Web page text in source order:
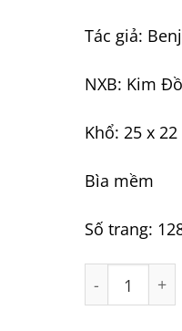
Tác giả:
NXB: Kim
Khổ: 25 x 22
Bìa mềm
Số trang:
Bộ 4 cuốn